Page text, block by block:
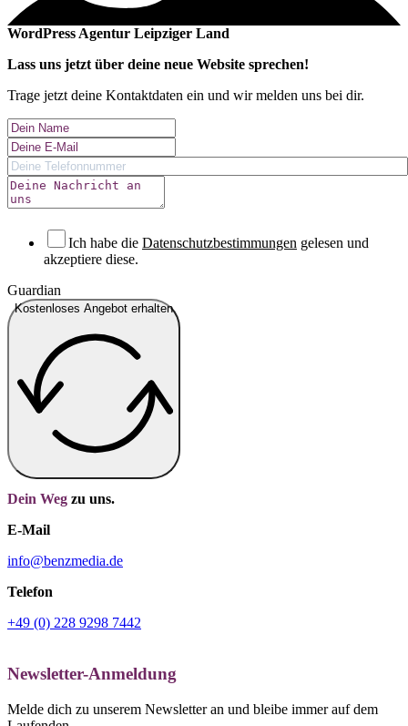
WordPress Agentur Leipziger Land
Lass uns jetzt über deine neue Website sprechen!
Trage jetzt deine Kontaktdaten ein und wir melden uns bei dir.
Ich habe die Datenschutzbestimmungen gelesen und
akzeptiere diese.
Guardian
Kostenloses Angebot erhalten
Dein Weg zu uns.
E-Mail
info@benzmedia.de
Telefon
+49 (0) 228 9298 7442
Newsletter-Anmeldung
Melde dich zu unserem Newsletter an und bleibe immer auf dem